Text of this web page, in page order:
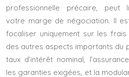
professionnelle précaire, peut
votre marge de négociation. Il
focaliser uniquement sur les
des autres aspects importants du
taux d’intérêt nominal,
les garanties exigées, et la